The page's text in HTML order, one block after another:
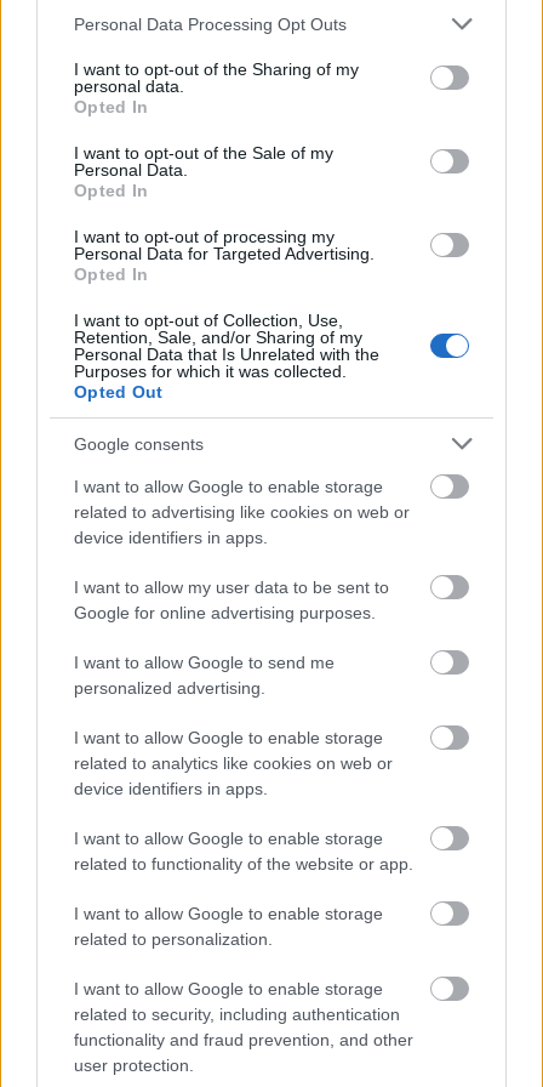
Please note that this website/app uses one or more Google
not limited to your visit or usage behaviour. You may click to
grant or deny consent to Google and its third-party tags to
use your data for below specified purposes in below Google
consent section.
Personal Data Processing Opt Outs
I want to opt-out of the Sharing of my
personal data.
Opted In
I want to opt-out of the Sale of my
Personal Data.
Opted In
I want to opt-out of processing my
Personal Data for Targeted Advertising.
Opted In
I want to opt-out of Collection, Use,
Retention, Sale, and/or Sharing of my
Personal Data that Is Unrelated with the
Purposes for which it was collected.
Opted Out
Google consents
I want to allow Google to enable storage
related to advertising like cookies on web or
device identifiers in apps.
I want to allow my user data to be sent to
Google for online advertising purposes.
I want to allow Google to send me
personalized advertising.
I want to allow Google to enable storage
related to analytics like cookies on web or
device identifiers in apps.
I want to allow Google to enable storage
related to functionality of the website or app.
I want to allow Google to enable storage
related to personalization.
I want to allow Google to enable storage
related to security, including authentication
functionality and fraud prevention, and other
user protection.
Διαβάζονται αυτή τη στιγμή
Τράπεζες: Στα 55,5 εκατ. ευρώ ο λογαριασμός
από τα δάνεια του ν. Κατσέλη
Νέο Χωροταξικό Τουρισμού: Οι νέες «κόκκινες
ξενοδοχεία, νησιά και επενδύσεις
Τα ανοιχτά μέτωπα για την ενίσχυση της
BEST OFINTERNET
«Πέθανε ο πατέρας του Μέσι»: Αναμένεται η